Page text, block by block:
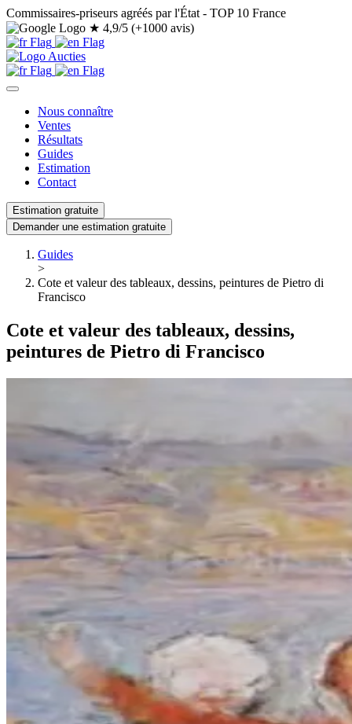
Commissaires-priseurs agréés par l'État - TOP 10 France
★ 4,9/5 (+1000 avis)
Nous connaître
Ventes
Résultats
Guides
Estimation
Contact
Estimation gratuite
Demander une estimation gratuite
Guides
>
Cote et valeur des tableaux, dessins, peintures de Pietro di
Francisco
Cote et valeur des tableaux, dessins,
peintures de Pietro di Francisco